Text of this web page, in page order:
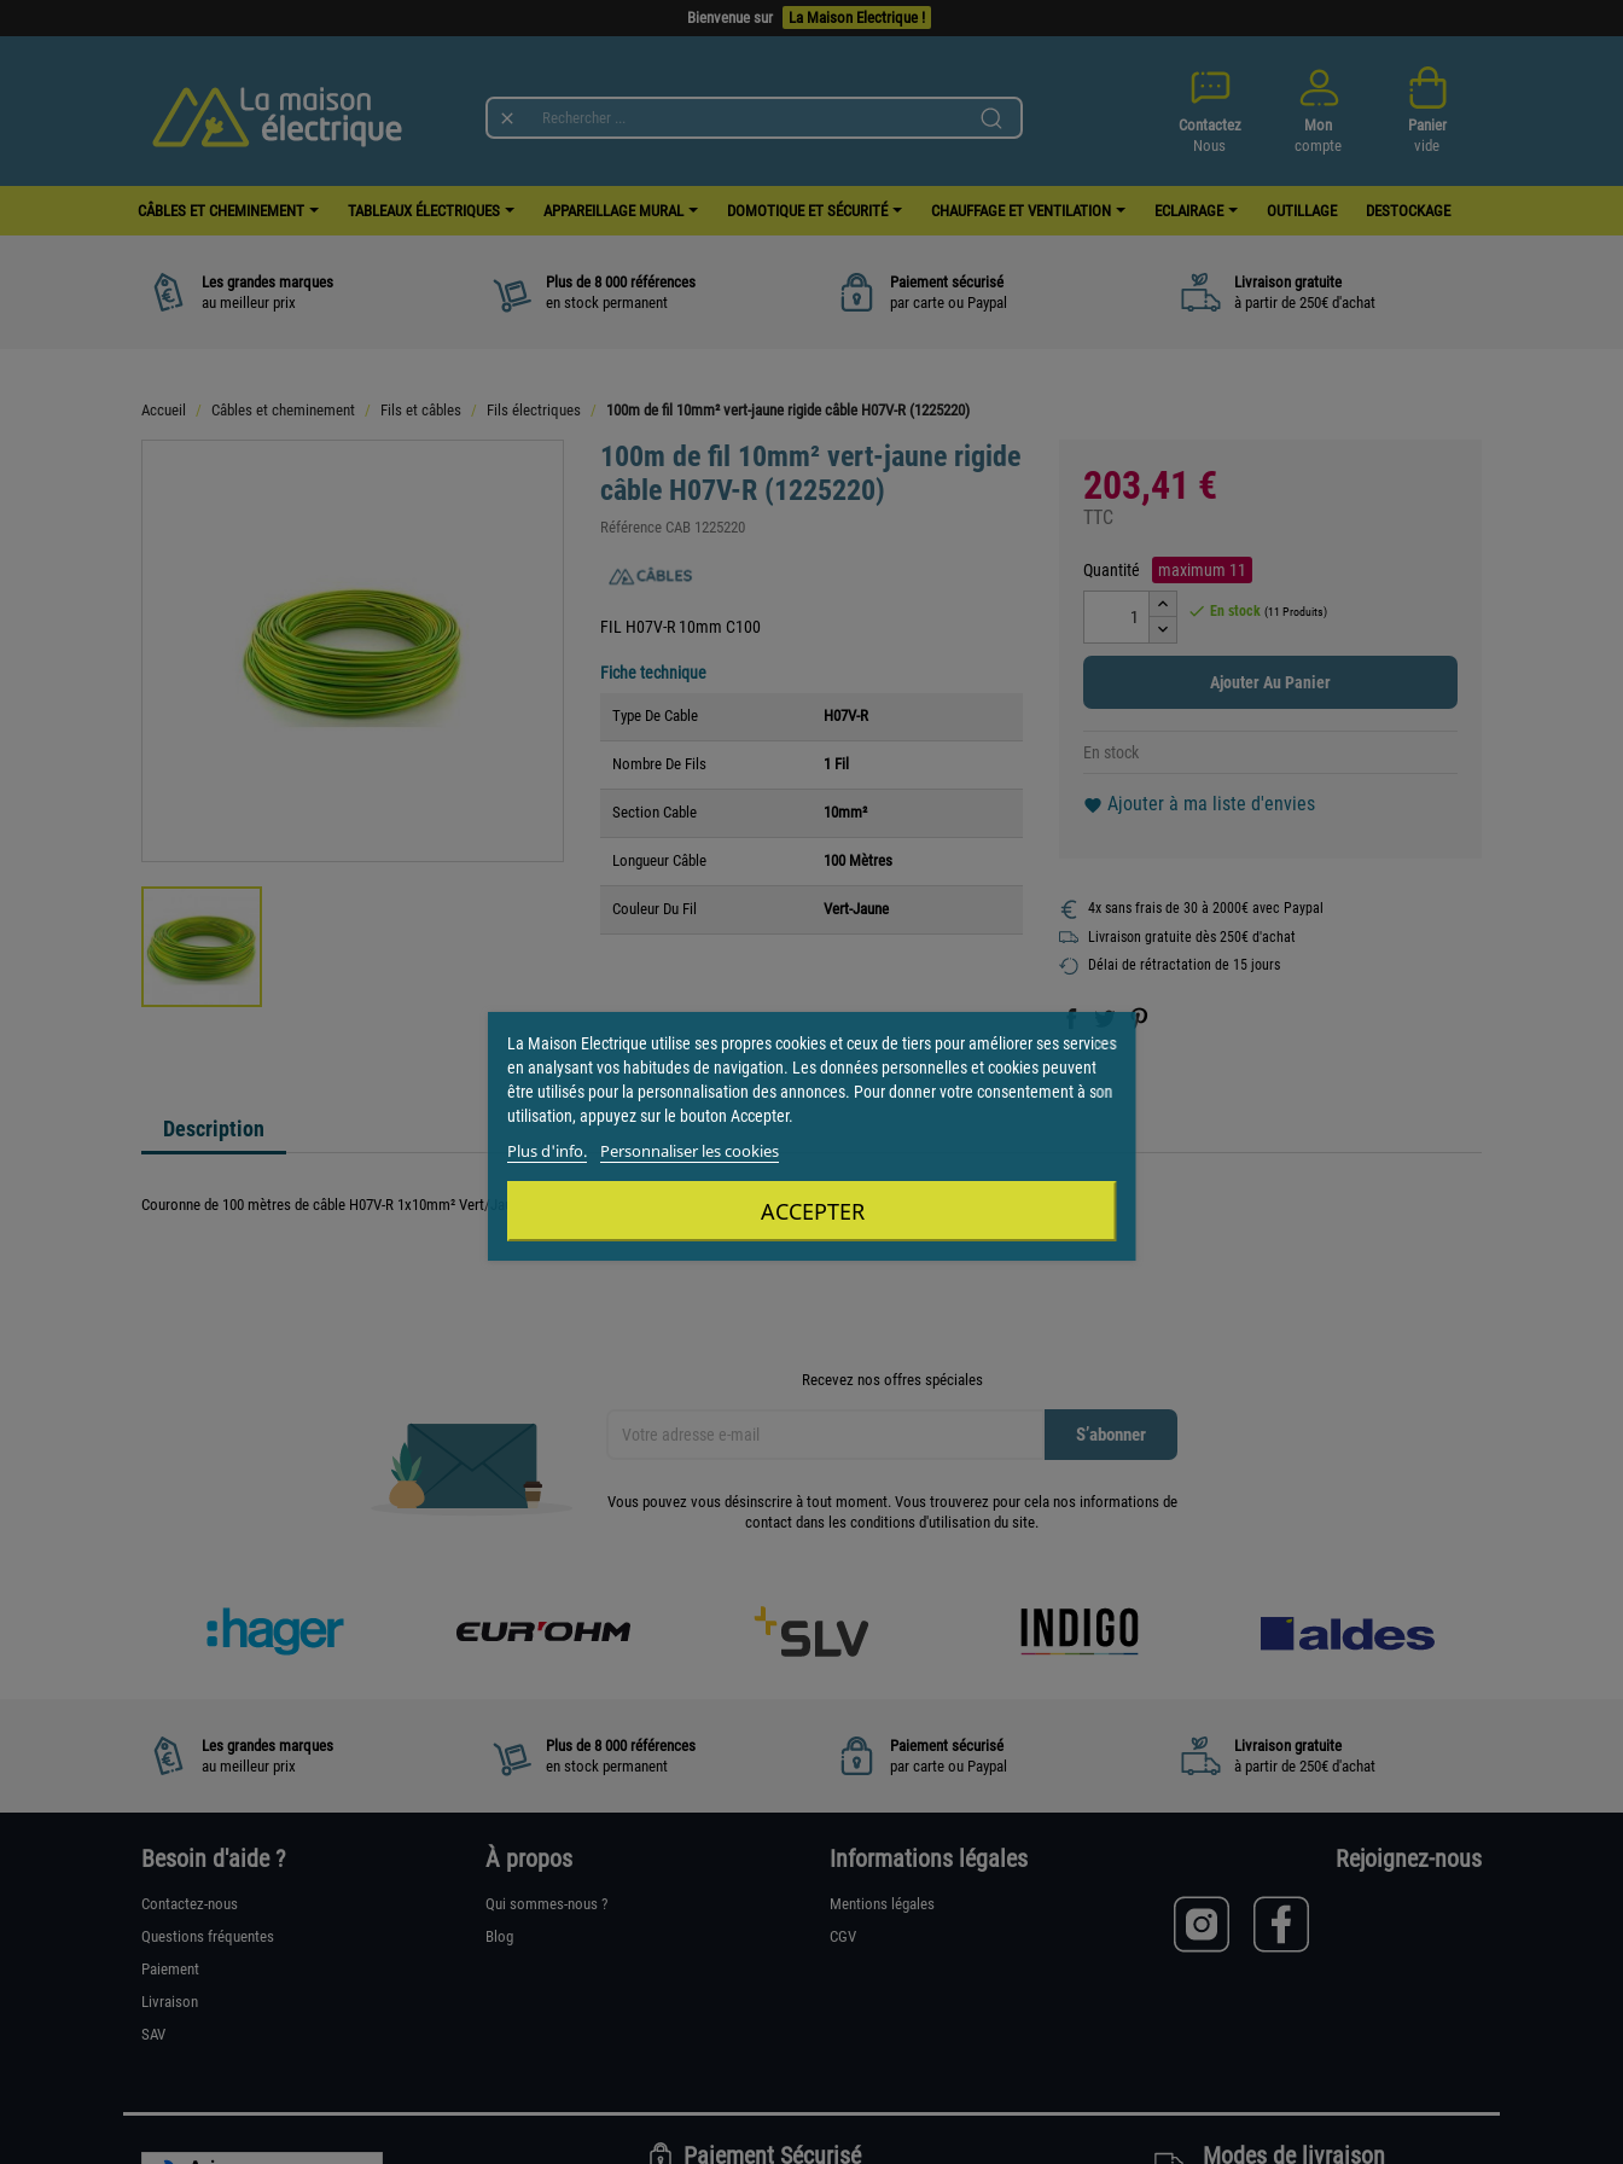
Bienvenue sur La Maison Electrique !

Contactez
Nous
Mon
compte
Panier
vide
CÂBLES ET CHEMINEMENT TABLEAUX ÉLECTRIQUES APPAREILLAGE MURAL DOMOTIQUE ET SÉCURITÉ CHAUFFAGE ET VENTILATION ECLAIRAGE OUTILLAGE DESTOCKAGE
Les grandes marques
au meilleur prix
Plus de 8 000 références
en stock permanent
Paiement sécurisé
par carte ou Paypal
Livraison gratuite
à partir de 250€ d'achat
Accueil Câbles et cheminement Fils et câbles Fils électriques 100m de fil 10mm² vert-jaune rigide câble H07V-R (1225220)
100m de fil 10mm² vert-jaune rigide
câble H07V-R (1225220)
Référence CAB 1225220
FIL H07V-R 10mm C100
Fiche technique
Type De Cable H07V-R
Nombre De Fils 1 Fil
Section Cable 10mm²
Longueur Câble 100 Mètres
Couleur Du Fil Vert-Jaune
203,41 €
TTC
Quantité maximum 11
 En stock (11 Produits)
Ajouter Au Panier
En stock
favorite Ajouter à ma liste d'envies
4x sans frais de 30 à 2000€ avec Paypal
Livraison gratuite dès 250€ d'achat
Délai de rétractation de 15 jours
Description
Couronne de 100 mètres de câble H07V-R 1x10mm² Vert/Jaune
Recevez nos offres spéciales
Vous pouvez vous désinscrire à tout moment. Vous trouverez pour cela nos informations de
contact dans les conditions d'utilisation du site.
Les grandes marques
au meilleur prix
Plus de 8 000 références
en stock permanent
Paiement sécurisé
par carte ou Paypal
Livraison gratuite
à partir de 250€ d'achat
Besoin d'aide ?
Contactez-nous
Questions fréquentes
Paiement
Livraison
SAV
À propos
Qui sommes-nous ?
Blog
Informations légales
Mentions légales
CGV
Rejoignez-nous
Paiement Sécurisé Modes de livraison
La Maison Electrique utilise ses propres cookies et ceux de tiers pour améliorer ses services
en analysant vos habitudes de navigation. Les données personnelles et cookies peuvent
être utilisés pour la personnalisation des annonces. Pour donner votre consentement à son
utilisation, appuyez sur le bouton Accepter.
Plus d'info. Personnaliser les cookies
ACCEPTER